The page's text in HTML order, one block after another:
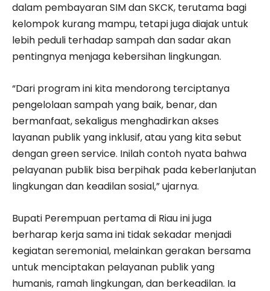
dalam pembayaran SIM dan SKCK, terutama bagi
kelompok kurang mampu, tetapi juga diajak untuk
lebih peduli terhadap sampah dan sadar akan
pentingnya menjaga kebersihan lingkungan.
“Dari program ini kita mendorong terciptanya
pengelolaan sampah yang baik, benar, dan
bermanfaat, sekaligus menghadirkan akses
layanan publik yang inklusif, atau yang kita sebut
dengan green service. Inilah contoh nyata bahwa
pelayanan publik bisa berpihak pada keberlanjutan
lingkungan dan keadilan sosial,” ujarnya.
Bupati Perempuan pertama di Riau ini juga
berharap kerja sama ini tidak sekadar menjadi
kegiatan seremonial, melainkan gerakan bersama
untuk menciptakan pelayanan publik yang
humanis, ramah lingkungan, dan berkeadilan. Ia